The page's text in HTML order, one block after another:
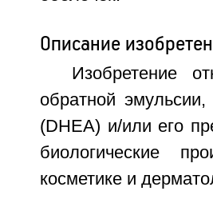
Описание
Изобретение
обратной
(DHEA) и/или его
биологические
косметике и